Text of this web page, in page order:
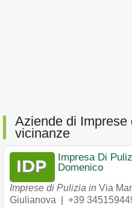
Aziende di
vicinanze
Impresa Di
Domenico
Imprese di Pulizia in Via
Giulianova
+39